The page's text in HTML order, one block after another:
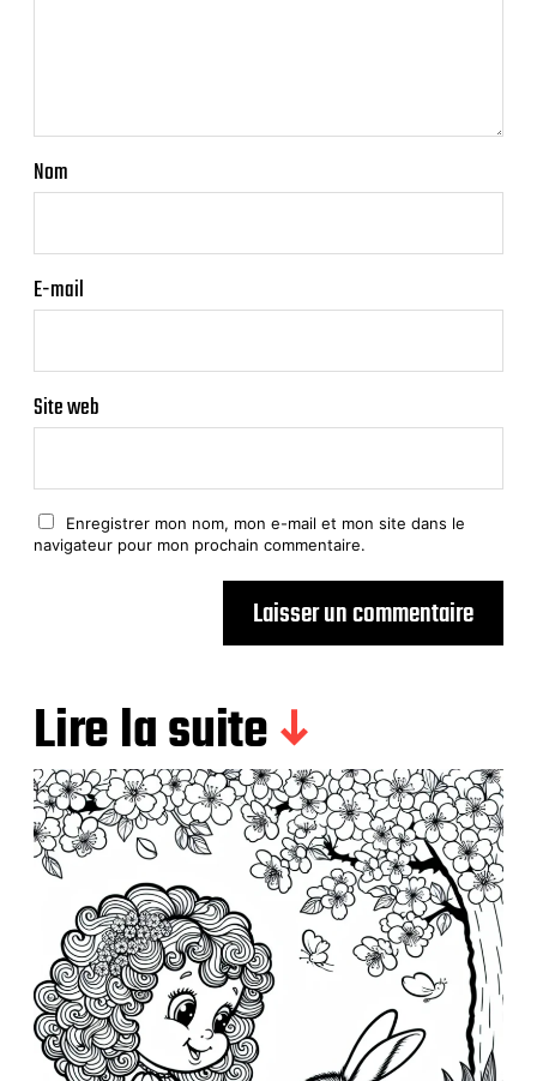
Nom
E-mail
Site web
Enregistrer mon nom, mon e-mail et mon site dans le
navigateur pour mon prochain commentaire.
Lire la suite